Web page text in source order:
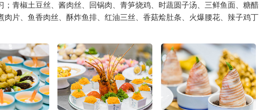
青椒土豆丝、酱肉丝、回锅肉、青笋烧鸡、时蔬圆子汤、三鲜鱼面、糖醋
片、鱼香肉丝、酥炸鱼排、红油三丝、香菇烩肚条、火爆腰花、辣子鸡丁